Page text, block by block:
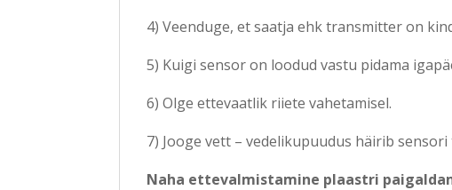
4) Veenduge, et saatja ehk transmitter on
5) Kuigi sensor on loodud vastu pidama
6) Olge ettevaatlik riiete vahetamisel.
7) Jooge vett – vedelikupuudus häirib
Naha ettevalmistamine plaastri